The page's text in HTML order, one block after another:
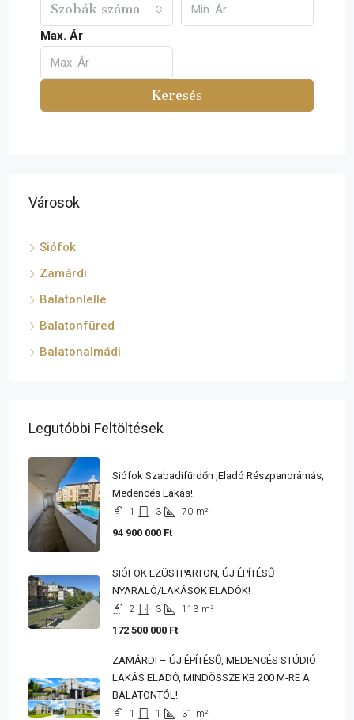
Szobák száma
Max. Ár
Keresés
Városok
Siófok
Zamárdi
Balatonlelle
Balatonfüred
Balatonalmádi
Legutóbbi Feltöltések
Siófok Szabadifürdőn ,eladó Részpanorámás,
Medencés Lakás!
1 3 70 m²
94 900 000 Ft
SIÓFOK EZÜSTPARTON, ÚJ ÉPÍTÉSŰ
NYARALÓ/LAKÁSOK ELADÓK!
2 3 113 m²
172 500 000 Ft
ZAMÁRDI – ÚJ ÉPÍTÉSŰ, MEDENCÉS STÚDIÓ
LAKÁS ELADÓ, MINDÖSSZE KB 200 M-RE A
BALATONTÓL!
1 1 31 m²